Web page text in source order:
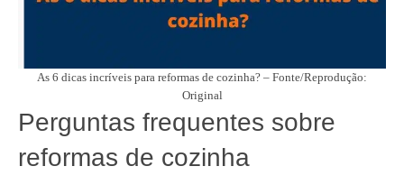
As 6 dicas incríveis para reformas de cozinha? – Fonte/Reprodução:
Original
Perguntas frequentes sobre
reformas de cozinha